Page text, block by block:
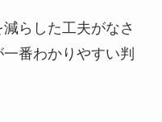
らした工夫がなさ
番わかりやすい判